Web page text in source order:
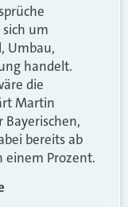
um
Umbau,
handelt.
die
Martin
bereits ab
einem Prozent.